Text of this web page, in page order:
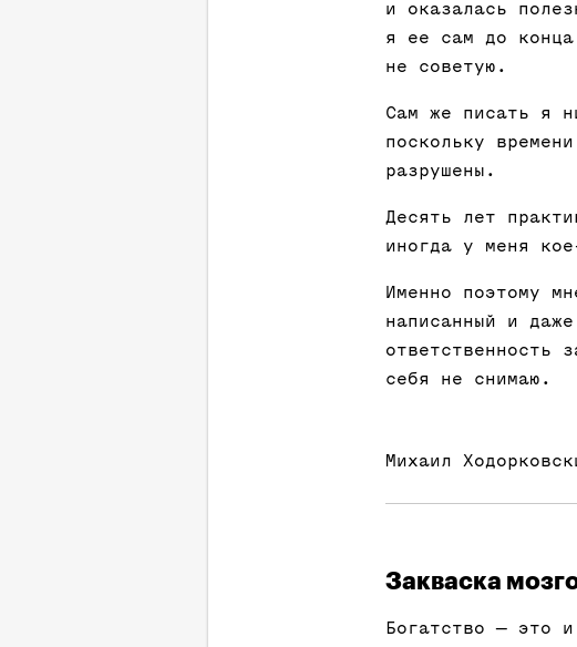
и оказалась
я ее сам до
не советую.
Сам же писать я
поскольку
разрушены.
Десять лет
иногда у меня
Именно поэтому
написанный и
себя не снимаю.
Михаил
Закваска
Богатство — это